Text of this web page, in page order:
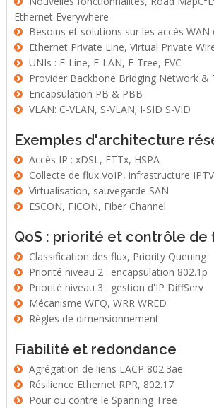
Ethernet Everywhere
Ethernet Private Line, Virtual Private
UNIs : E-Line, E-LAN, E-Tree, EVC
Provider Backbone Bridging Network &
Encapsulation PB & PBB
VLAN: C-VLAN, S-VLAN; I-SID S-VID
Exemples d'architecture
Accès IP : xDSL, FTTx, HSPA
Collecte de flux VoIP, infrastructure IPTV
Virtualisation, sauvegarde SAN
ESCON, FICON, Fiber Channel
QoS : priorité et contrôle de
Classification des flux, Priority Queuing
Priorité niveau 2 : encapsulation 802.1p
Priorité niveau 3 : gestion d'IP DiffServ
Mécanisme WFQ, WRR WRED
Règles de dimensionnement
Fiabilité et redondance
Agrégation de liens LACP 802.3ae
Résilience Ethernet RPR, 802.17
Pour ou contre le Spanning Tree